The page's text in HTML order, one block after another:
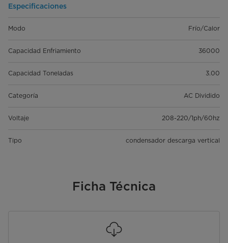
Especificaciones
Modo Frío/Calor
Capacidad Enfriamiento 36000
Capacidad Toneladas 3.00
Categoría AC Dividido
Voltaje 208-220/1ph/60hz
Tipo condensador descarga vertical
Ficha Técnica